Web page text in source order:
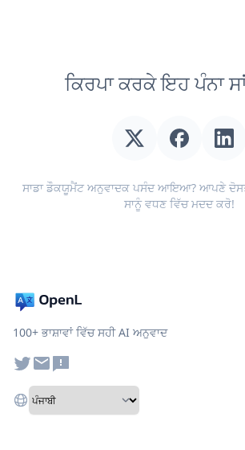
ਕਿਰਪਾ ਕਰਕੇ ਇਹ ਪੰਨਾ
ਸਾਡਾ ਡੌਕਯੂਮੈਂਟ ਅਨੁਵਾਦਕ ਪਸੰਦ ਆਇਆ? ਆਪਣੇ
ਸਾਨੂੰ ਵਧਣ ਵਿੱਚ ਮਦਦ ਕਰੋ!
100+ ਭਾਸ਼ਾਵਾਂ ਵਿੱਚ ਸਹੀ AI ਅਨੁਵਾਦ